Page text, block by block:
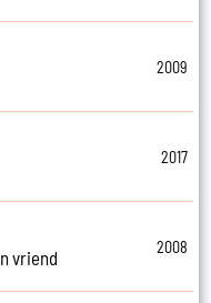
2009
2017
vriend
2008